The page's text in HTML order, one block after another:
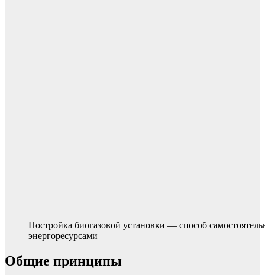
Постройка биогазовой установки — способ
энергоресурсами
Общие принципы